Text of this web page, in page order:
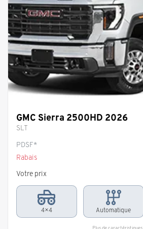
GMC Sierra 2500HD 2026
SLT
PDSF*
Rabais
Votre prix
4×4 Automatique